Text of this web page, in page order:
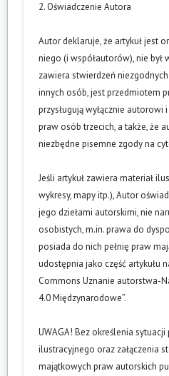
2. Oświadczenie Autora
Autor deklaruje, że artykuł jest
niego (i współautorów), nie był
zawiera stwierdzeń
innych osób, jest przedmiotem
przysługują wyłącznie
praw osób trzecich, a także, że
niezbędne pisemne zgody na
Jeśli artykuł zawiera materiał
wykresy, mapy itp.), Autor
jego dziełami autorskimi, nie
osobistych, m.in. prawa do
posiada do nich pełnię praw
udostępnia jako część artykułu
Commons Uznanie autorstwa-
4.0 Międzynarodowe”.
UWAGA! Bez określenia sytuacji
ilustracyjnego oraz załączenia
majątkowych praw autorskich